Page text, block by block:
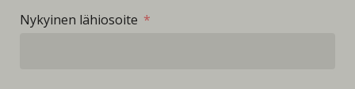
Nykyinen lähiosoite